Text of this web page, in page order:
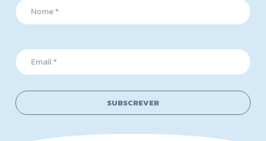
N
a
m
*
N
m
e
E
m
a
l
*
SUBSCREVER